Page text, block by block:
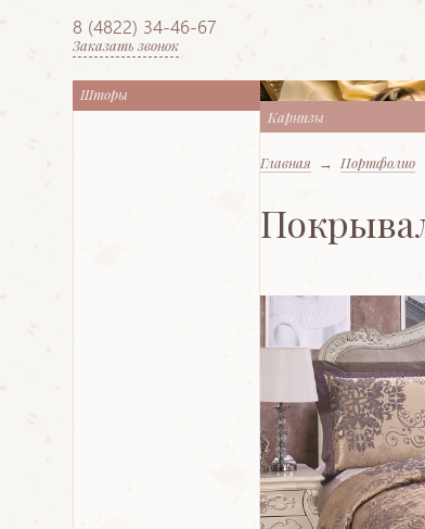
8 (4822) 34-46-67
Заказать звонок
Шторы
Карнизы
Главная → Портфолио